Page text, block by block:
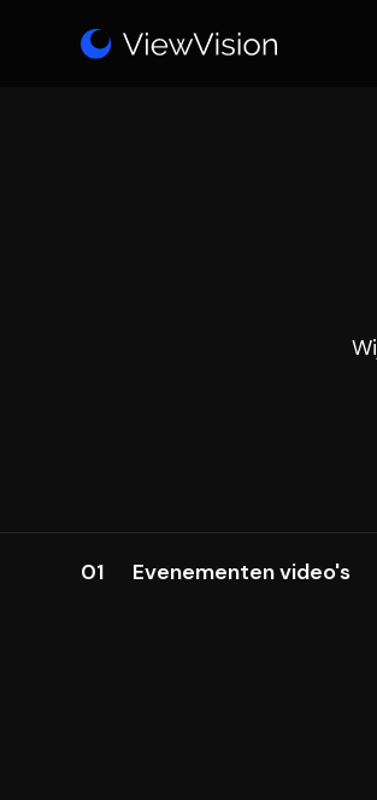
01 Evenementen video's